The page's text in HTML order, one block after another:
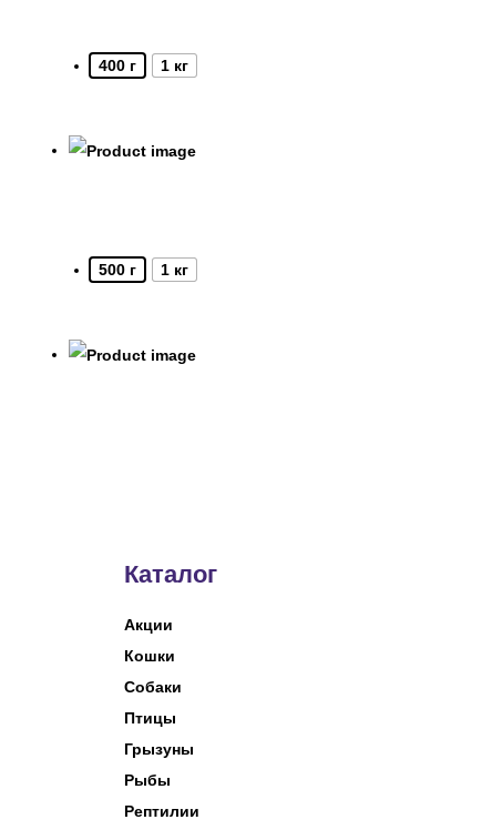
400 г 1 кг
500 г 1 кг
Каталог
Акции
Кошки
Собаки
Птицы
Грызуны
Рыбы
Рептилии